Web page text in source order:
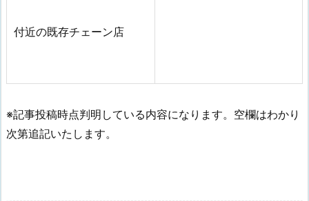
付近の既存チェーン店
※記事投稿時点判明している内容になります。空欄はわかり
次第追記いたします。